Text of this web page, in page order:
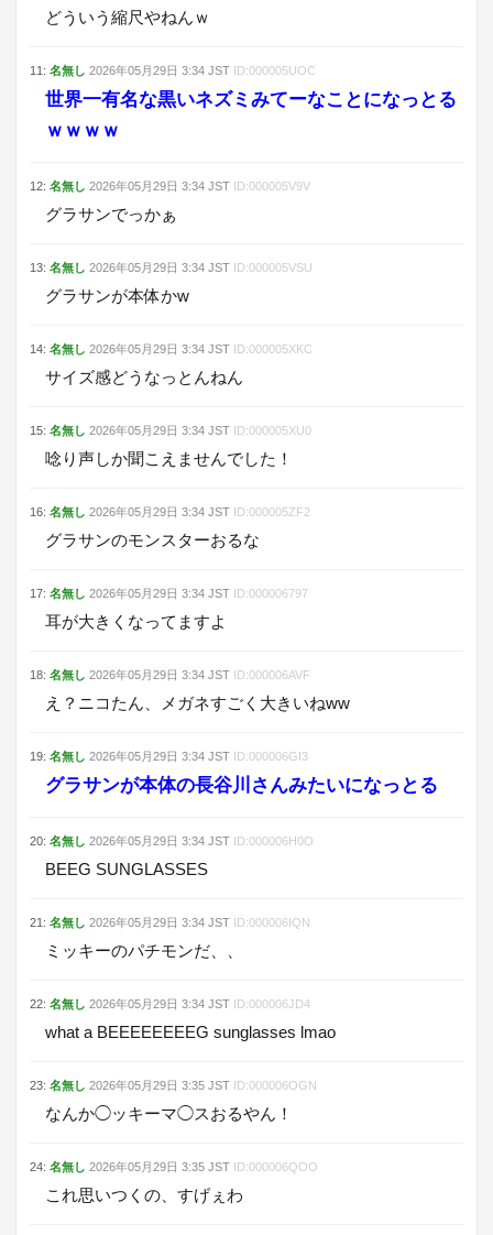
どういう縮尺やねんｗ
11 : 名無し 2026年05月29日 3:34 JST ID:000005UOC
世界一有名な黒いネズミみてーなことになっとる
ｗｗｗｗ
12: 名無し 2026年05月29日 3:34 JST ID:000005V9V
グラサンでっかぁ
13: 名無し 2026年05月29日 3:34 JST ID:000005VSU
グラサンが本体かw
14: 名無し 2026年05月29日 3:34 JST ID:000005XKC
サイズ感どうなっとんねん
15: 名無し 2026年05月29日 3:34 JST ID:000005XU0
唸り声しか聞こえませんでした！
16: 名無し 2026年05月29日 3:34 JST ID:000005ZF2
グラサンのモンスターおるな
17: 名無し 2026年05月29日 3:34 JST ID:000006797
耳が大きくなってますよ
18: 名無し 2026年05月29日 3:34 JST ID:000006AVF
え？ニコたん、メガネすごく大きいねww
19: 名無し 2026年05月29日 3:34 JST ID:000006GI3
グラサンが本体の長谷川さんみたいになっとる
20: 名無し 2026年05月29日 3:34 JST ID:000006H0O
BEEG SUNGLASSES
21 : 名無し 2026年05月29日 3:34 JST ID:000006IQN
ミッキーのパチモンだ、、
22: 名無し 2026年05月29日 3:34 JST ID:000006JD4
what a BEEEEEEEEG sunglasses lmao
23: 名無し 2026年05月29日 3:35 JST ID:000006OGN
なんか◯ッキーマ◯スおるやん！
24: 名無し 2026年05月29日 3:35 JST ID:000006QOO
これ思いつくの、すげぇわ